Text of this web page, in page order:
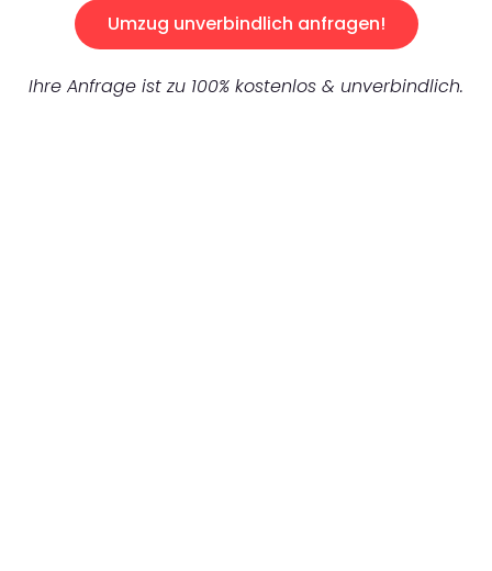
Umzug unverbindlich anfragen!
Ihre Anfrage ist zu 100% kostenlos & unverbindlich.